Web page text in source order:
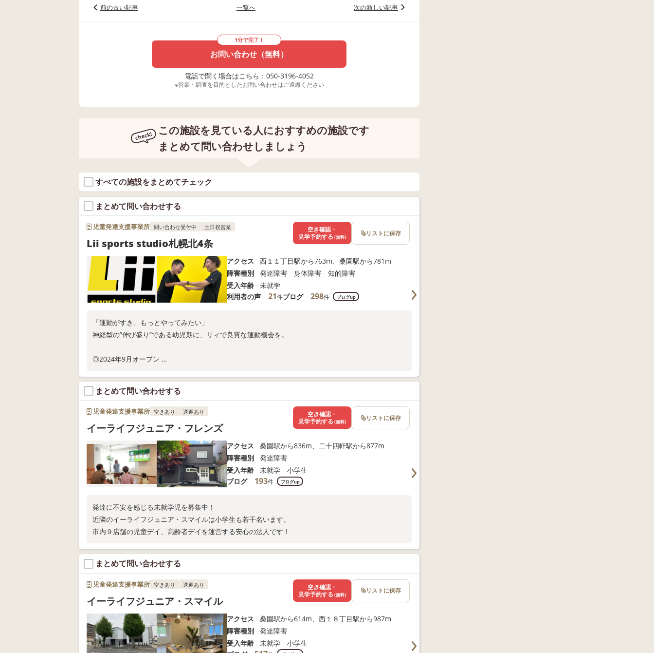
前の古い記事 一覧へ 次の新しい記事
1分で完了！
お問い合わせ（無料）
電話で聞く場合はこちら：050-3196-4052
※営業・調査を目的としたお問い合わせはご遠慮ください
この施設を見ている人におすすめの施設です
まとめて問い合わせしましょう
すべての施設をまとめてチェック
まとめて問い合わせする
児童発達支援事業所 問い合わせ受付中 土日祝営業
Lii sports studio札幌北4条
アクセス
西１１丁目駅から763m、桑園駅から781m
障害種別
発達障害 身体障害 知的障害
受入年齢
未就学
利用者の声
21件ブログ 298件 ブログup
「運動がすき、もっとやってみたい」
神経型の”伸び盛り”である幼児期に、リィで良質な運動機会を。
◎2024年9月オープン
◎スタジオ体験随時実施中
お電話またはWEB問い合わせにてお問い合わせください。
空き確認・
見学予約する (無料) リストに保存
まとめて問い合わせする
児童発達支援事業所 空きあり 送迎あり
イーライフジュニア・フレンズ
アクセス
桑園駅から836m、二十四軒駅から877m
障害種別
発達障害
受入年齢
未就学 小学生
ブログ
193件 ブログup
発達に不安を感じる未就学児を募集中！
近隣のイーライフジュニア・スマイルは小学生も若干名います。
市内９店舗の児童デイ、高齢者デイを運営する安心の法人です！
空き確認・
見学予約する (無料) リストに保存
まとめて問い合わせする
児童発達支援事業所 空きあり 送迎あり
イーライフジュニア・スマイル
アクセス
桑園駅から614m、西１８丁目駅から987m
障害種別
発達障害
受入年齢
未就学 小学生
空き確認・
見学予約する (無料) リストに保存